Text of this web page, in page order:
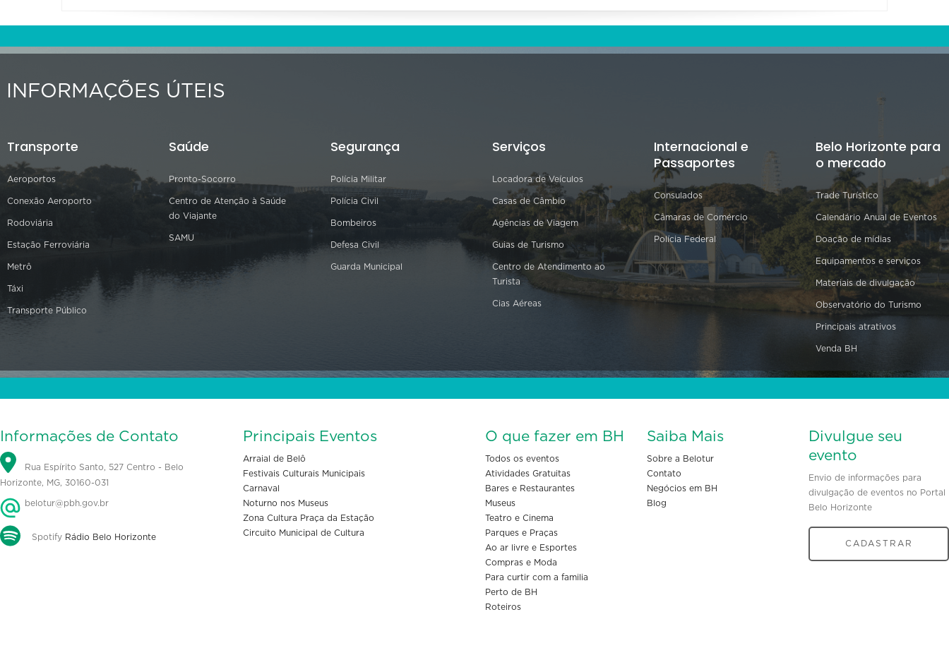
INFORMAÇÕES ÚTEIS
Transporte
Aeroportos
Conexão Aeroporto
Rodoviária
Estação Ferroviária
Metrô
Táxi
Transporte Público
Saúde
Pronto-Socorro
Centro de Atenção à Saúde
do Viajante
SAMU
Segurança
Polícia Militar
Polícia Civil
Bombeiros
Defesa Civil
Guarda Municipal
Serviços
Locadora de Veículos
Casas de Câmbio
Agências de Viagem
Guias de Turismo
Centro de Atendimento ao
Turista
Cias Aéreas
Internacional e
Passaportes
Consulados
Câmaras de Comércio
Polícia Federal
Belo Horizonte para
o mercado
Trade Turístico
Calendário Anual de Eventos
Doação de mídias
Equipamentos e serviços
Materiais de divulgação
Observatório do Turismo
Principais atrativos
Venda BH
Informações de Contato
Rua Espírito Santo, 527 Centro - Belo
Horizonte, MG, 30160-031
belotur@pbh.gov.br
Spotify Rádio Belo Horizonte
Principais Eventos
Arraial de Belô
Festivais Culturais Municipais
Carnaval
Noturno nos Museus
Zona Cultura Praça da Estação
Circuito Municipal de Cultura
O que fazer em BH
Todos os eventos
Atividades Gratuitas
Bares e Restaurantes
Museus
Teatro e Cinema
Parques e Praças
Ao ar livre e Esportes
Compras e Moda
Para curtir com a familia
Perto de BH
Roteiros
Saiba Mais
Sobre a Belotur
Contato
Negócios em BH
Blog
Divulgue seu
evento
Envio de informações para
divulgação de eventos no Portal
Belo Horizonte
CADASTRAR